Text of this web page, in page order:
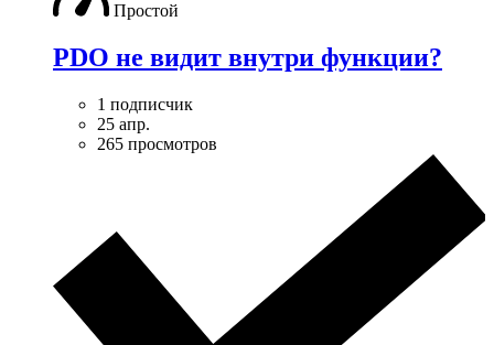
Простой
PDO не видит внутри функции?
1 подписчик
25 апр.
265 просмотров